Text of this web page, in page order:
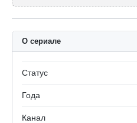
О сериале
Статус
Года
Канал